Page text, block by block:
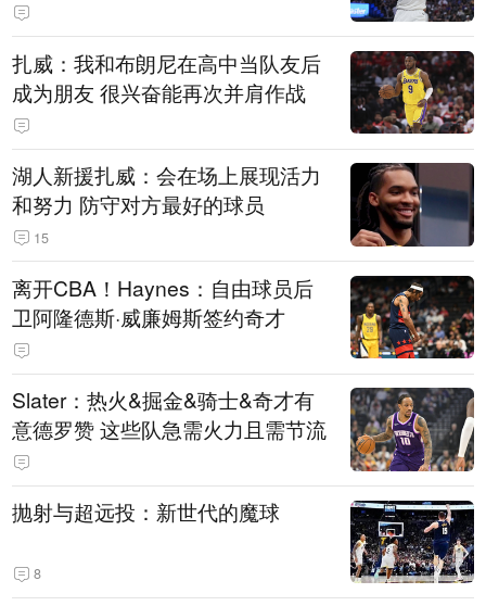
扎威：我和布朗尼在高中当队友后
成为朋友 很兴奋能再次并肩作战
湖人新援扎威：会在场上展现活力
和努力 防守对方最好的球员
15
离开CBA！Haynes：自由球员后
卫阿隆德斯·威廉姆斯签约奇才
Slater：热火&掘金&骑士&奇才有
意德罗赞 这些队急需火力且需节流
抛射与超远投：新世代的魔球
8